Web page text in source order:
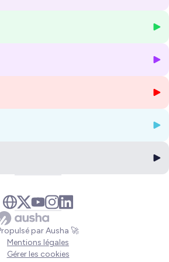
offerte par les réseaux sociaux peut-elle
de l’athlète à ses supporters lorsqu’il
avec son énergie communicative que
parler de ses efficaces routines healthy,
2024, de ses collaborations les plus
son habile capacité à jongler au quotidien
plateforme d'écoute préférée :
- Amazon Music
lanewsletter Marketing&Influence
laisser un avis surApple Podcasts
par Ausha 🚀
Mentions légales
Gérer les cookies